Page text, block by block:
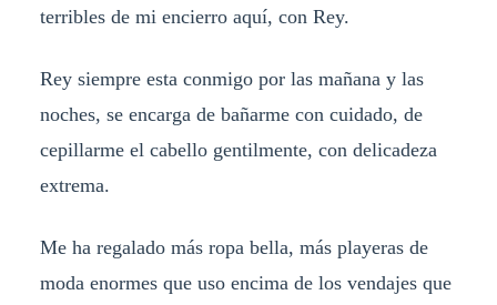
terribles de mi encierro aquí, con Rey.
Rey siempre esta conmigo por las mañana y las
noches, se encarga de bañarme con cuidado, de
cepillarme el cabello gentilmente, con delicadeza
extrema.
Me ha regalado más ropa bella, más playeras de
moda enormes que uso encima de los vendajes que